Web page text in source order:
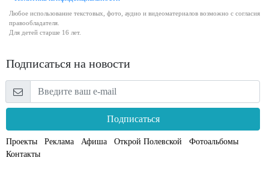
Любое использование текстовых, фото, аудио и видеоматериалов возможно с согласия
правообладателя.
Для детей старше 16 лет.
Подписаться на новости
Подписаться
Проекты Реклама Афиша Открой Полевской
Фотоальбомы
Контакты